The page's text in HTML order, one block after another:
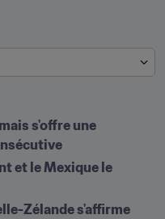
s'offre une
et le Mexique le
Zélande s'affirme